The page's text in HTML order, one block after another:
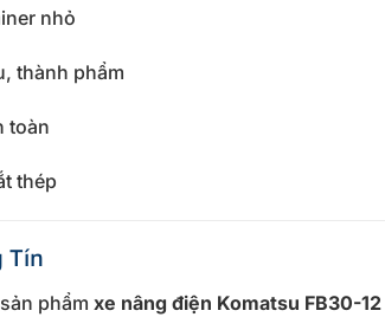
nhỏ
thành phẩm
toàn
thép
Tín
phẩm xe nâng điện Komatsu FB30-12